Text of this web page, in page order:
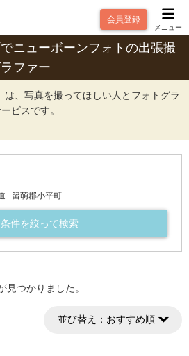
会員登録
メニュー
ニューボーンフォトの出張撮
ファー
、写真を撮ってほしい人とフォトグラ
ビスです。
留萌郡小平町
条件を絞って検索
見つかりました。
並び替え： おすすめ順